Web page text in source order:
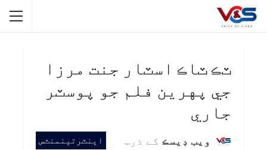
ٽڪ ٽاڪ اسٽار جنت مرزا
جي پهرين فلم جو پوسٽر
جاري
اينٽرتينمنٽس ويب ڊيسڪ کے ذریعہ